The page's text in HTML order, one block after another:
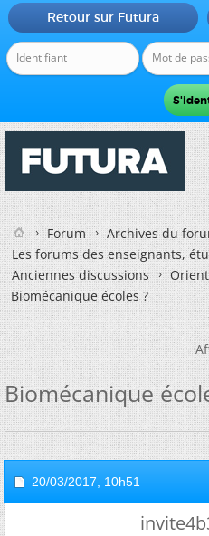
Retour sur Futura
Forum
Archives du
Les forums des enseignants,
Anciennes discussions
Biomécanique écoles ?
Biomécanique
20/03/2017, 10h51